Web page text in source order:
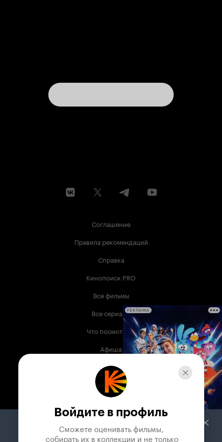
Соглашение
Правила рекомендаций
Справка
Кинопоиск PRO
Все фильмы
Все сериалы
Что посмотреть
Афиша
Музыка
Телепрограмма
Служба поддержки
РЕКЛАМА
Войдите в профиль
Сможете оценивать фильмы,
собирать их в коллекции и не только